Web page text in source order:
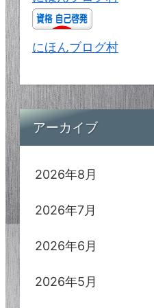
にほんブログ村
アーカイブ
2026年8月
2026年7月
2026年6月
2026年5月